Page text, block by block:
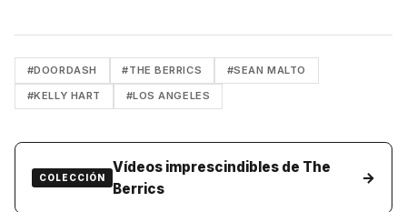
#DOORDASH #THE BERRICS #SEAN MALTO
#KELLY HART #LOS ANGELES
COLECCIÓN
Vídeos imprescindibles de The
Berrics
→